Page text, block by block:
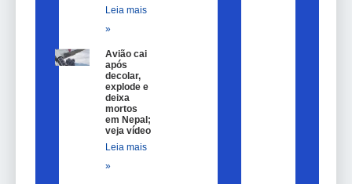
Leia mais
»
Avião cai
após
decolar,
explode e
deixa
mortos
em Nepal;
veja vídeo
Leia mais
»